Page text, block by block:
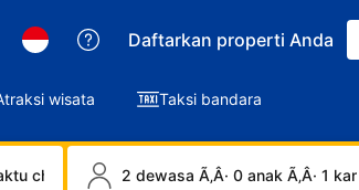
Daftarkan properti Anda
wisata Taksi bandara
check-out 2 dewasa Ã‚Â· 0 anak Ã‚Â· 1